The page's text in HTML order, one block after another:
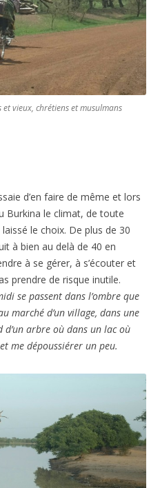
et vieux, chrétiens et musulmans
d’en faire de même et lors
Burkina le climat, de toute
le choix. De plus de 30
à bien au delà de 40 en
à se gérer, à s’écouter et
prendre de risque inutile.
se passent dans l’ombre que
marché d’un village, dans une
arbre où dans un lac où
me dépoussiérer un peu.